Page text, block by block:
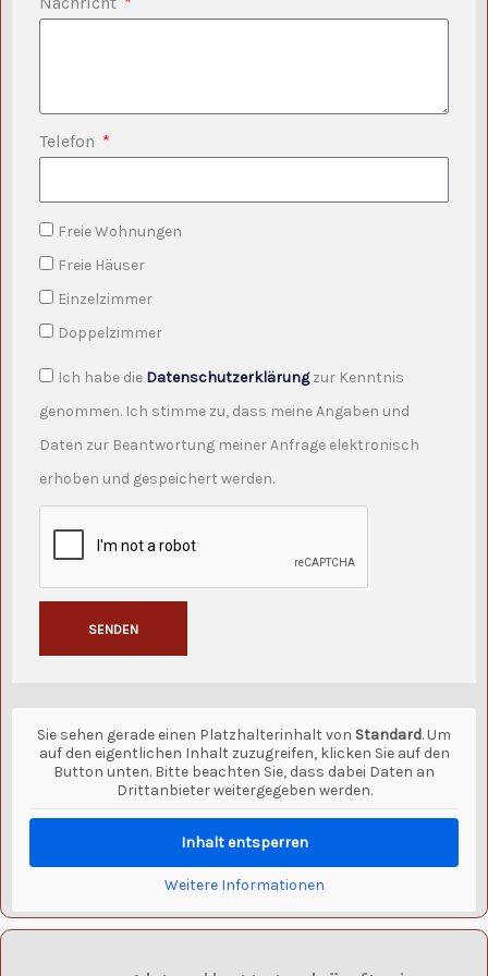
Telefon
Freie Wohnungen
Freie Häuser
Einzelzimmer
Doppelzimmer
Ich habe die Datenschutzerklärungzur Kenntnis
genommen. Ich stimme zu, dass meine Angaben und
Daten zur Beantwortung meiner Anfrage elektronisch
erhoben und gespeichert werden.
SENDEN
Sie sehen gerade einen Platzhalterinhalt von Standard. Um
auf den eigentlichen Inhalt zuzugreifen, klicken Sie auf den
Button unten. Bitte beachten Sie, dass dabei Daten an
Drittanbieter weitergegeben werden.
Inhalt entsperren
Weitere Informationen